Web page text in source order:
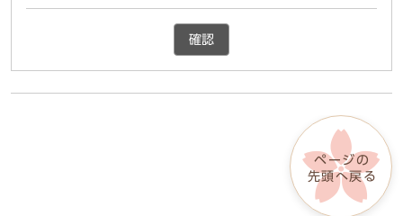
確認
ページの
先頭へ戻る